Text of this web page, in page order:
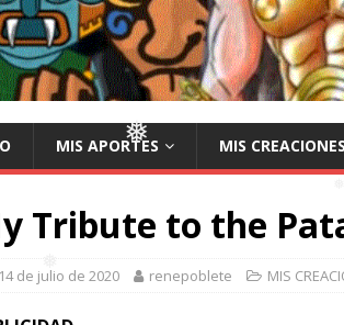
❅
MIS APORTES MIS CREACIONES
Tribute to the
14 de julio de 2020 renepoblete MIS